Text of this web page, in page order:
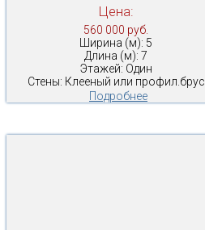
Цена:
560 000 руб.
Ширина (м): 5
Длина (м): 7
Этажей: Один
Стены: Клееный или профил.брус
Подробнее